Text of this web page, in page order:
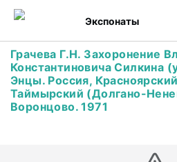
Экспонаты
Грачева Г.Н. Захоронение
Константиновича Силкина
Энцы. Россия,
Таймырский (Долгано-
Воронцово. 1971